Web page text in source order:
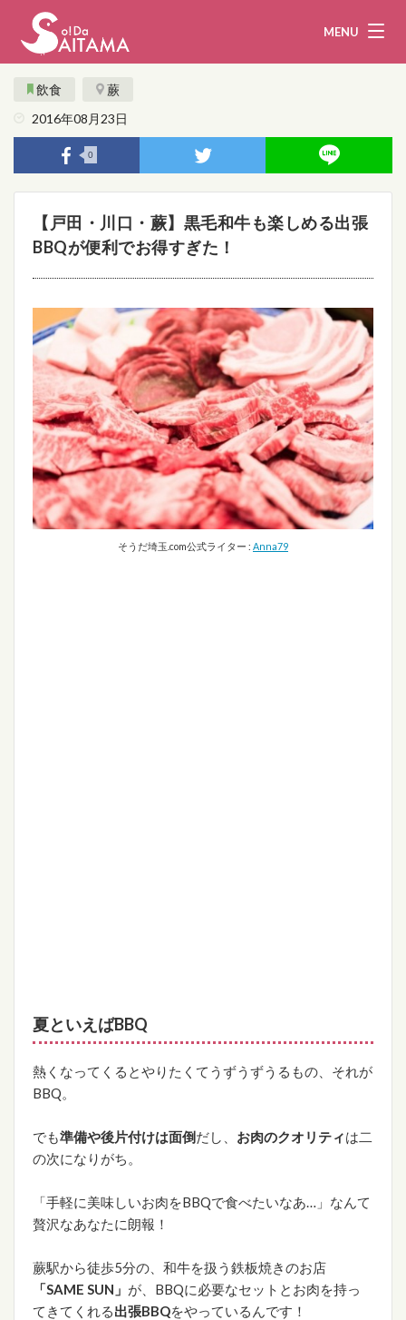
MENU
娯楽・観光
企業・団体 教育・医療
行政 まとめ！
地域から探す
募集！ お問い合わせ
運営団体 ライター
飲食
蕨
2016年08月23日
0
【戸田・川口・蕨】黒毛和牛も楽しめる出張
BBQが便利でお得すぎた！
そうだ埼玉.com公式ライター : Anna79
夏といえばBBQ
熱くなってくるとやりたくてうずうずうるもの、それが
BBQ。
でも準備や後片付けは面倒だし、 お肉のクオリティは二
の次になりがち。
「手軽に美味しいお肉をBBQで食べたいなあ…」なんて
贅沢なあなたに朗報！
蕨駅から徒歩5分の、和牛を扱う鉄板焼きのお店
「SAME SUN」 が、BBQに必要なセットとお肉を持っ
てきてくれる出張BBQをやっているんです！